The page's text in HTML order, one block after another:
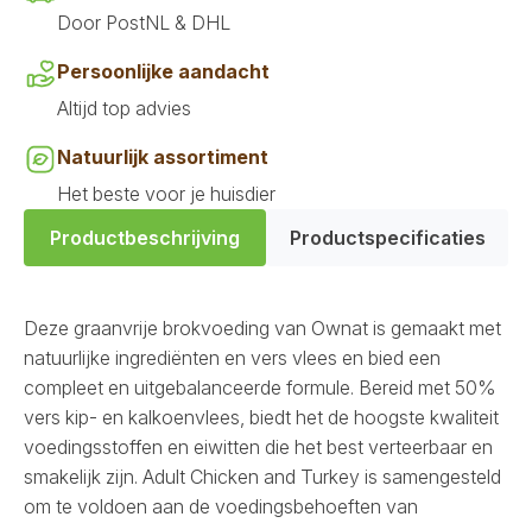
Door PostNL & DHL
Persoonlijke aandacht
Altijd top advies
Natuurlijk assortiment
Het beste voor je huisdier
Productbeschrijving
Productspecificaties
Deze graanvrije brokvoeding van Ownat is gemaakt met
natuurlijke ingrediënten en vers vlees en bied een
compleet en uitgebalanceerde formule. Bereid met 50%
vers kip- en kalkoenvlees, biedt het de hoogste kwaliteit
voedingsstoffen en eiwitten die het best verteerbaar en
smakelijk zijn. Adult Chicken and Turkey is samengesteld
om te voldoen aan de voedingsbehoeften van